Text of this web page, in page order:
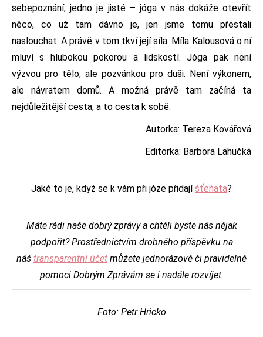
sebepoznání, jedno je jisté – jóga v nás dokáže otevřít
něco, co už tam dávno je, jen jsme tomu přestali
naslouchat. A právě v tom tkví její síla. Míla Kalousová o ní
mluví s hlubokou pokorou a lidskostí. Jóga pak není
výzvou pro tělo, ale pozvánkou pro duši. Není výkonem,
ale návratem domů. A možná právě tam začíná ta
nejdůležitější cesta, a to cesta k sobě.
Autorka: Tereza Kovářová
Editorka: Barbora Lahučká
Jaké to je, když se k vám při józe přidajíšťeňata?
Máte rádi naše dobrý zprávy a chtěli byste nás nějak
podpořit? Prostřednictvím drobného příspěvku na
náš transparentní účet můžete jednorázově či pravidelně
pomoci Dobrým Zprávám se i nadále rozvíjet.
Foto: Petr Hricko